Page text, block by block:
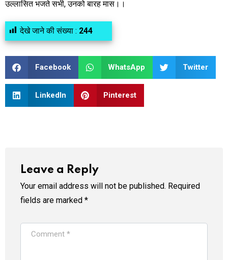
उल्लासित भजते सभी, उनको बारह मास।।
देखे जाने की संख्या : 244
Facebook WhatsApp Twitter
LinkedIn Pinterest
Leave a Reply
Your email address will not be published. Required
fields are marked *